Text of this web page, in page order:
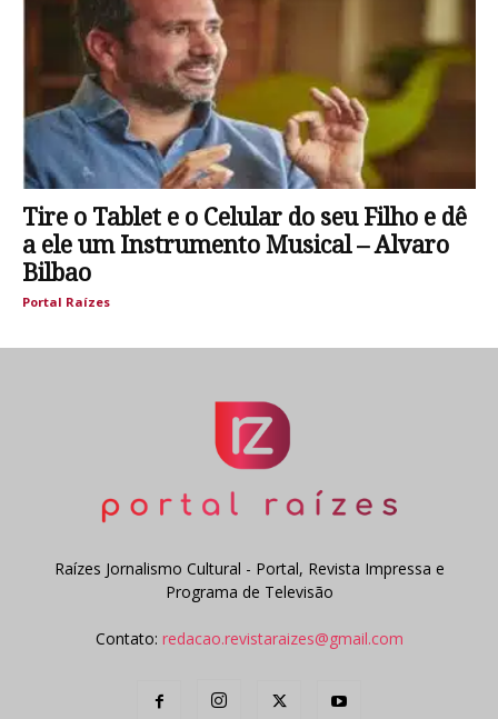
Tire o Tablet e o Celular do seu Filho e dê
a ele um Instrumento Musical – Alvaro
Bilbao
Portal Raízes
Raízes Jornalismo Cultural - Portal, Revista Impressa e
Programa de Televisão
Contato: redacao.revistaraizes@gmail.com